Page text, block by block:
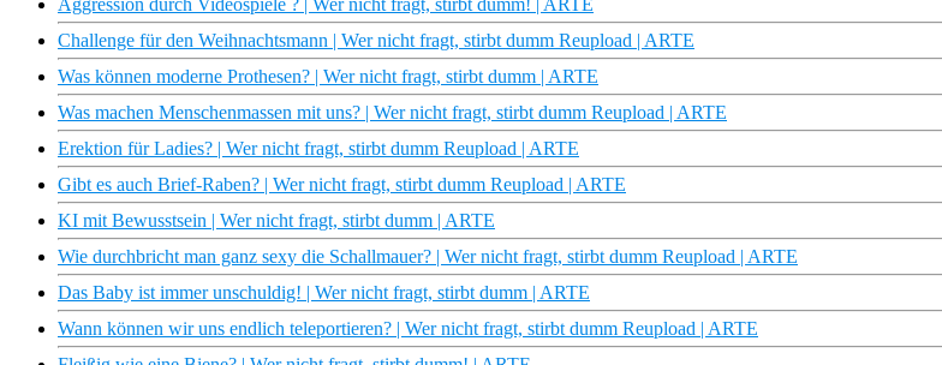
Aggression durch Videospiele ? | Wer nicht fragt, stirbt dumm! | ARTE
Challenge für den Weihnachtsmann | Wer nicht fragt, stirbt dumm Reupload | ARTE
Was können moderne Prothesen? | Wer nicht fragt, stirbt dumm | ARTE
Was machen Menschenmassen mit uns? | Wer nicht fragt, stirbt dumm Reupload | ARTE
Erektion für Ladies? | Wer nicht fragt, stirbt dumm Reupload | ARTE
Gibt es auch Brief-Raben? | Wer nicht fragt, stirbt dumm Reupload | ARTE
KI mit Bewusstsein | Wer nicht fragt, stirbt dumm | ARTE
Wie durchbricht man ganz sexy die Schallmauer? | Wer nicht fragt, stirbt dumm Reupload | ARTE
Das Baby ist immer unschuldig! | Wer nicht fragt, stirbt dumm | ARTE
Wann können wir uns endlich teleportieren? | Wer nicht fragt, stirbt dumm Reupload | ARTE